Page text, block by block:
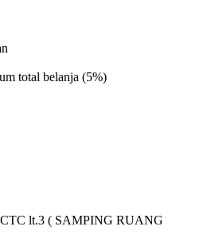
total belanja (5%)
lt.3 ( SAMPING RUANG